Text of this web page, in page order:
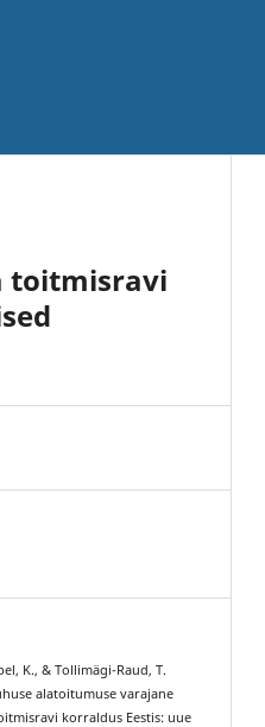
toitmisravi
K., & Tollimägi-Raud, T.
alatoitumuse varajane
korraldus Eestis: uue